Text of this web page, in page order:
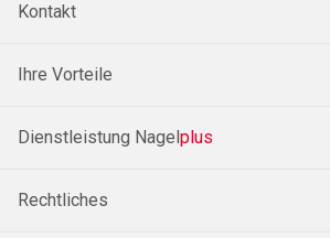
Kontakt
Ihre Vorteile
Dienstleistung Nagel plus
Rechtliches